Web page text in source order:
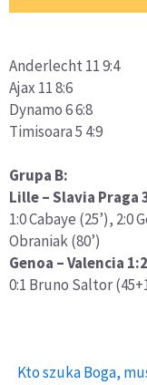
Anderlecht 11 9:4
Ajax 11 8:6
Dynamo 6 6:8
Timisoara 5 4:9
Grupa B:
Lille – Slavia Praga
1:0 Cabaye (25’), 2:0
Obraniak (80’)
Genoa – Valencia
0:1 Bruno Saltor
Kto szuka Boga,